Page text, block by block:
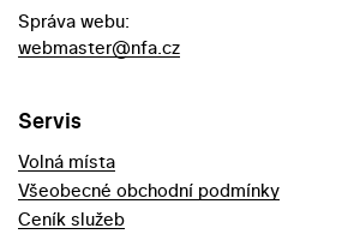
Správa webu:
webmaster@nfa.cz
Servis
Volná místa
Všeobecné obchodní podmínky
Ceník služeb